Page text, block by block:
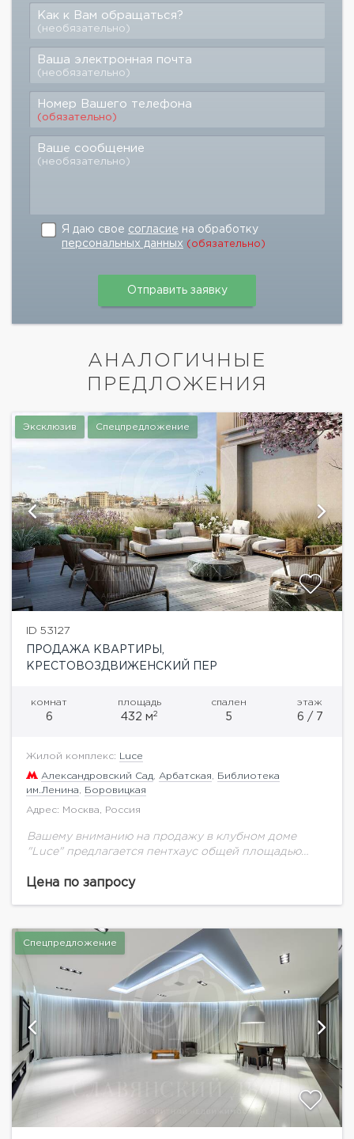
Как к Вам обращаться?
(необязательно)
Ваша электронная почта
(необязательно)
Номер Вашего телефона
(обязательно)
Ваше сообщение
(необязательно)
Я даю свое согласие на обработку
персональных данных (обязательно)
АНАЛОГИЧНЫЕ
ПРЕДЛОЖЕНИЯ
Эксклюзив Спецпредложение
ID 53127
ПРОДАЖА КВАРТИРЫ,
КРЕСТОВОЗДВИЖЕНСКИЙ ПЕР
комнат
6
площадь
432 м2
спален
5
этаж
6 / 7
Жилой комплекс: Luce
Александровский Сад Арбатская
Библиотека
им.Ленина
Боровицкая
Адрес: Москва, Россия
Вашему вниманию на продажу в клубном доме
"Luce" предлагается пентхаус общей площадью
Крестовоздвиженском переулке Москвы — это
Цена по запросу
Спецпредложение